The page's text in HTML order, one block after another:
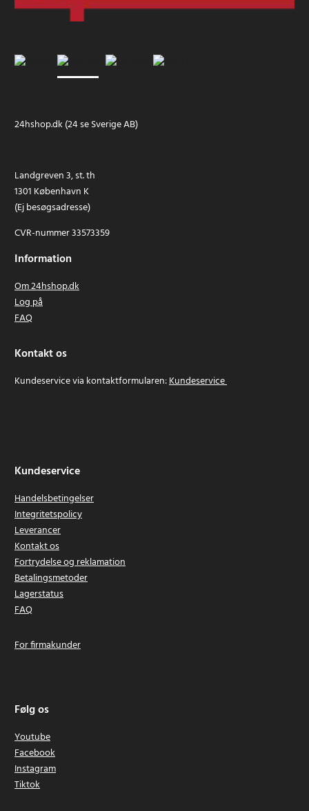
24hshop.dk (24 se Sverige AB)
Landgreven 3, st. th
1301 København K
(Ej besøgsadresse)
CVR-nummer 33573359
Information
Om 24hshop.dk
Log på
FAQ
Kontakt os
Kundeservice via kontaktformularen:Kundeservice
Kundeservice
Handelsbetingelser
Integritetspolicy
Leverancer
Kontakt os
Fortrydelse og reklamation
Betalingsmetoder
Lagerstatus
FAQ
For firmakunder
Følg os
Youtube
Facebook
Instagram
Tiktok